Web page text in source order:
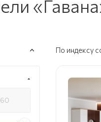
По индексу